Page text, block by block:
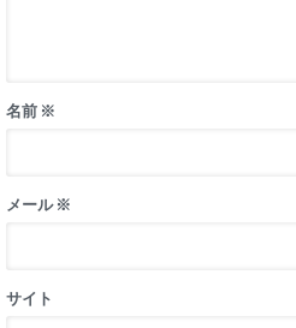
名前 ※
メール※
サイト